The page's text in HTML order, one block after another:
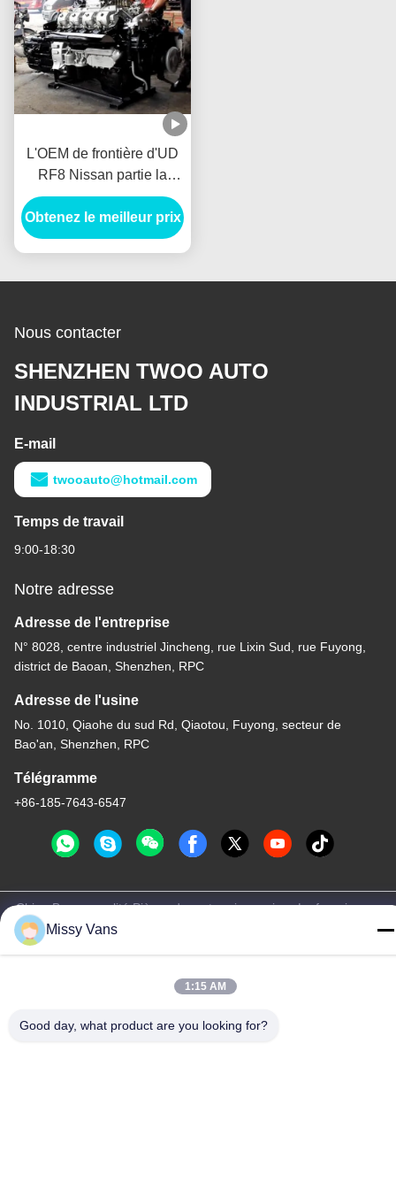
L'OEM de frontière d'UD
RF8 Nissan partie la
garantie de la qualité de
moteur diesel de moteur
Obtenez le meilleur prix
Nous contacter
SHENZHEN TWOO AUTO
INDUSTRIAL LTD
E-mail
twooauto@hotmail.com
Temps de travail
9:00-18:30
Notre adresse
Adresse de l'entreprise
N° 8028, centre industriel Jincheng, rue Lixin Sud, rue Fuyong,
district de Baoan, Shenzhen, RPC
Adresse de l'usine
No. 1010, Qiaohe du sud Rd, Qiaotou, Fuyong, secteur de
Bao'an, Shenzhen, RPC
Télégramme
+86-185-7643-6547
Chine Bonne qualité Pièces de moteur japonaises Le fournisseur.
-2026 SHENZHEN TWOO AUTO INDUSTRIAL LTD Tous les
Missy Vans
1:15 AM
Good day, what product are you looking for?